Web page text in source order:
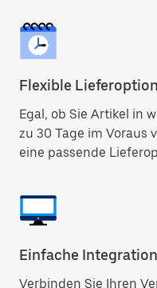
Flexible
Egal, ob Sie Artikel in
zu 30 Tage im Voraus
eine passende
Einfache Integration
Verbinden Sie Ihren